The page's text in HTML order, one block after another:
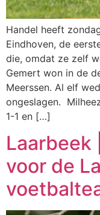
Handel heeft
Eindhoven, de
die, omdat ze zelf
Gemert won in de
Meerssen. Al elf
ongeslagen.
1-1 en […]
Laarbeek
voor de